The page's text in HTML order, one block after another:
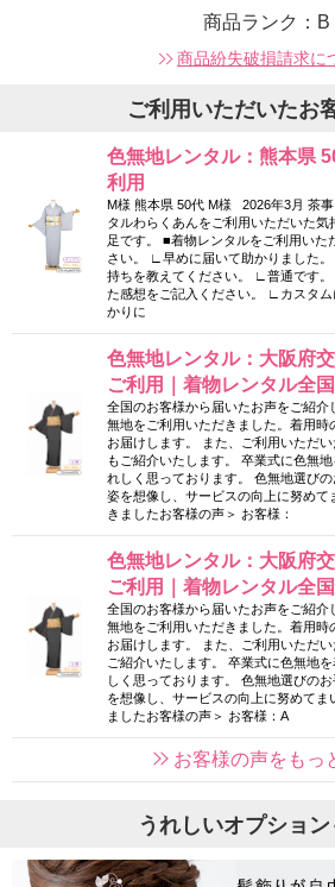
商品ランク：B
商品紛失破損請求に
ご利用いただいたお
色無地レンタル：熊本県
利用
M様 熊本県 50代 M様 2026年3月 茶
タルわらくあんをご利用いただいた
足です。 ■着物レンタルをご利用いた
さい。 ∟早めに届いて助かりました
持ちを教えてください。 ∟普通です。
た感想をご記入ください。 ∟カスタ
かりに
色無地レンタル：大阪府
ご利用｜着物レンタル全
全国のお客様から届いたお声をご紹
無地をご利用いただきました。着用時
お届けします。 また、ご利用いただ
もご紹介いたします。 卒業式に色無
れしく思っております。 色無地選び
姿を想像し、サービスの向上に努め
きましたお客様の声＞ お客様：
色無地レンタル：大阪府
ご利用｜着物レンタル全
全国のお客様から届いたお声をご紹
無地をご利用いただきました。着用時
お届けします。 また、ご利用いただ
ご紹介いたします。 卒業式に色無地
しく思っております。 色無地選びの
を想像し、サービスの向上に努めてま
ましたお客様の声＞ お客様：A
お客様の声をもっ
うれしいオプショ